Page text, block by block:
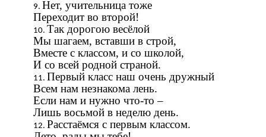
Нет, учительница тоже
Переходит во второй!
Так дорогою весёлой
Мы шагаем, вставши в строй,
Вместе с классом, и со школой,
И со всей родной страной.
Первый класс наш очень дружный
Всем нам незнакома лень.
Если нам и нужно что-то –
Лишь восьмой в неделю день.
Расстаёмся с первым классом.